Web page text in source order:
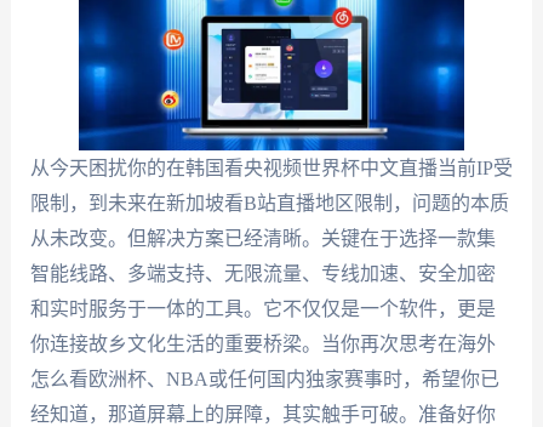
从今天困扰你的在韩国看央视频世界杯中文直播当前IP受
限制，到未来在新加坡看B站直播地区限制，问题的本质
从未改变。但解决方案已经清晰。关键在于选择一款集
智能线路、多端支持、无限流量、专线加速、安全加密
和实时服务于一体的工具。它不仅仅是一个软件，更是
你连接故乡文化生活的重要桥梁。当你再次思考在海外
怎么看欧洲杯、NBA或任何国内独家赛事时，希望你已
经知道，那道屏幕上的屏障，其实触手可破。准备好你